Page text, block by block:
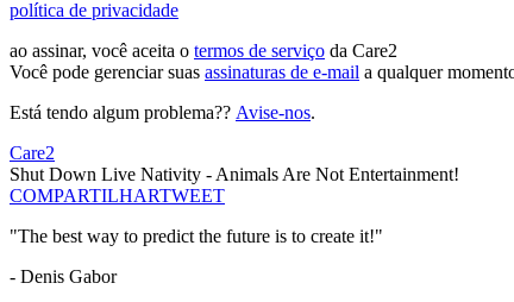
política de privacidade
ao assinar, você aceita o termos de serviço da Care2
Você pode gerenciar suas assinaturas de e-mail a qualquer
Está tendo algum problema?? Avise-nos.
Care2
Shut Down Live Nativity - Animals Are Not Entertainment!
COMPARTILHARTWEET
"The best way to predict the future is to create it!"
- Denis Gabor